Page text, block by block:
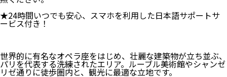
★24時間いつでも安心、スマホを利用した日本語サポートサ
ービス付き！
世界的に有名なオペラ座をはじめ、壮麗な建築物が立ち並ぶ、
パリを代表する洗練されたエリア。ルーブル美術館やシャンゼ
リゼ通りに徒歩圏内と、観光に最適な立地です。